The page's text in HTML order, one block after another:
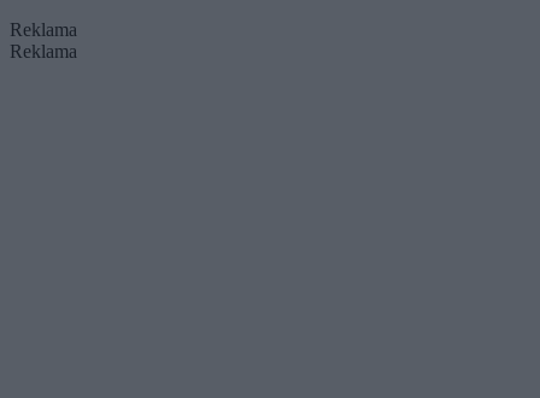
Reklama
Reklama